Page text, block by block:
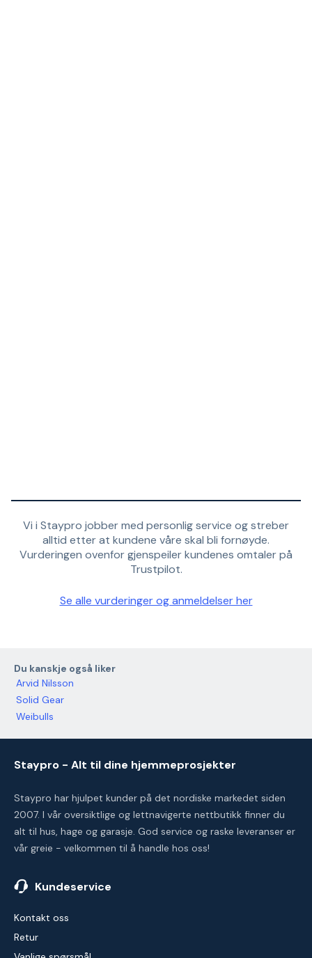
Vi i Staypro jobber med personlig service og streber
alltid etter at kundene våre skal bli fornøyde.
Vurderingen ovenfor gjenspeiler kundenes omtaler på
Trustpilot.
Se alle vurderinger og anmeldelser her
Du kanskje også liker
Arvid Nilsson
Solid Gear
Weibulls
Staypro - Alt til dine hjemmeprosjekter
Staypro har hjulpet kunder på det nordiske markedet siden
2007. I vår oversiktlige og lettnavigerte nettbutikk finner du
alt til hus, hage og garasje. God service og raske leveranser er
vår greie - velkommen til å handle hos oss!
Kundeservice
Kontakt oss
Retur